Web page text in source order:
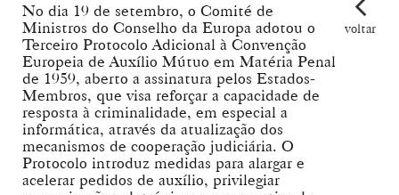
No dia 19 de setembro, o Comité de
Ministros do Conselho da Europa adotou o
Terceiro Protocolo Adicional à Convenção
Europeia de Auxílio Mútuo em Matéria Penal
de 1959, aberto a assinatura pelos Estados-
Membros, que visa reforçar a capacidade de
resposta à criminalidade, em especial a
informática, através da atualização dos
mecanismos de cooperação judiciária. O
Protocolo introduz medidas para alargar e
acelerar pedidos de auxílio, privilegiar
voltar